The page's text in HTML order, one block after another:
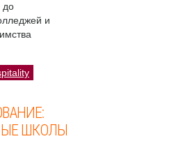
до
и
ШКОЛЫ